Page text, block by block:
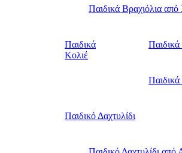
Παιδικά Βραχιόλια
Παιδικά
Κολιέ
Παιδικό Δαχτυλίδι